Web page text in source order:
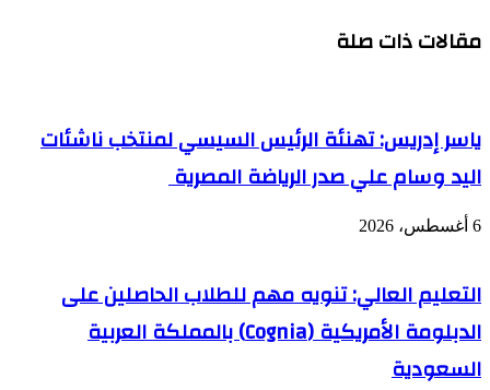
مقالات ذات صلة
ياسر إدريس: تهنئة الرئيس السيسي لمنتخب ناشئات
اليد وسام علي صدر الرياضة المصرية
6 أغسطس، 2026
التعليم العالي: تنويه مهم للطلاب الحاصلين على
الدبلومة الأمريكية (Cognia) بالمملكة العربية
السعودية